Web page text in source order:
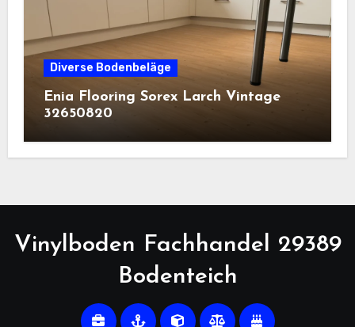
Diverse Bodenbeläge
Enia Flooring Sorex ​Larch Vintage
32650820
Vinylboden Fachhandel 29389
Bodenteich